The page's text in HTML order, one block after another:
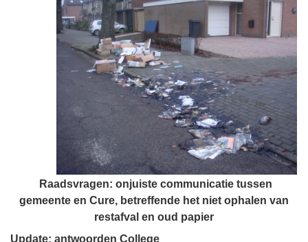
Raadsvragen: onjuiste communicatie tussen
gemeente en Cure, betreffende het niet ophalen van
restafval en oud papier
Update: antwoorden College